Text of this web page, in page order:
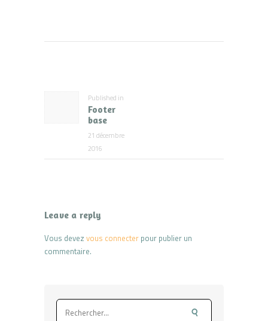
Published in
Footer
base
21 décembre
2016
Leave a reply
Vous devez vous connecter pour publier un
commentaire.
Rechercher :